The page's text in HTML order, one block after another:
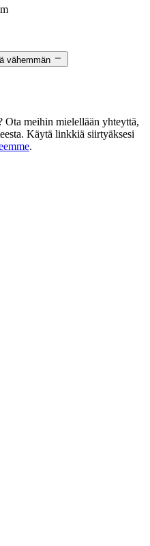
vähemmän
Ota meihin mielellään yhteyttä,
Käytä linkkiä siirtyäksesi
.